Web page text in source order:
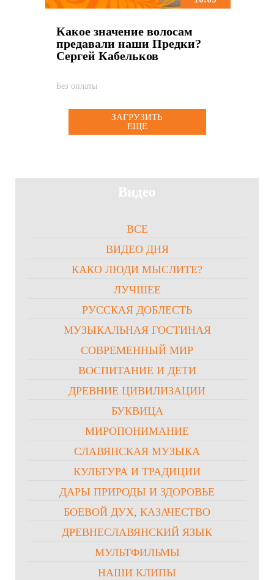
Какое значение волосам
предавали наши Предки?
Сергей Кабельков
Без оплаты
ЗАГРУЗИТЬ
ЕЩЕ
Видео
ВСЕ
ВИДЕО ДНЯ
КАКО ЛЮДИ МЫСЛИТЕ?
ЛУЧШЕЕ
РУССКАЯ ДОБЛЕСТЬ
МУЗЫКАЛЬНАЯ ГОСТИНАЯ
СОВРЕМЕННЫЙ МИР
ВОСПИТАНИЕ И ДЕТИ
ДРЕВНИЕ ЦИВИЛИЗАЦИИ
БУКВИЦА
МИРОПОНИМАНИЕ
СЛАВЯНСКАЯ МУЗЫКА
КУЛЬТУРА И ТРАДИЦИИ
ДАРЫ ПРИРОДЫ И ЗДОРОВЬЕ
БОЕВОЙ ДУХ, КАЗАЧЕСТВО
ДРЕВНЕСЛАВЯНСКИЙ ЯЗЫК
МУЛЬТФИЛЬМЫ
НАШИ КЛИПЫ